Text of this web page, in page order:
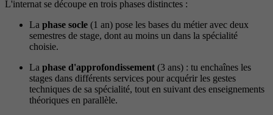
L'internat se découpe en trois phases distinctes :
La phase socle (1 an) pose les bases du métier avec deux
semestres de stage, dont au moins un dans la spécialité
choisie.
La phase d'approfondissement (3 ans) : tu enchaînes les
stages dans différents services pour acquérir les gestes
techniques de sa spécialité, tout en suivant des enseignements
théoriques en parallèle.